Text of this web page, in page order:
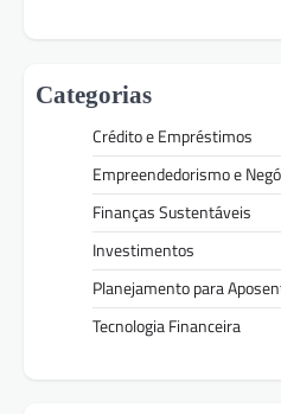
Categorias
Crédito e Empréstimos
Empreendedorismo e
Finanças Sustentáveis
Investimentos
Planejamento para
Tecnologia Financeira